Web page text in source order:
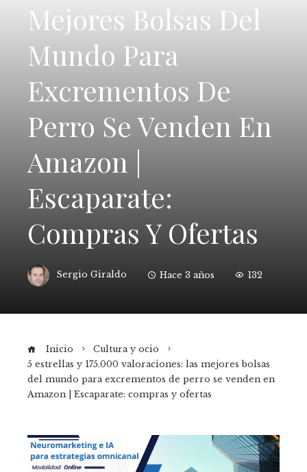
Mejores Bolsas Del
Mundo Para
Excrementos De
Perro Se Venden En
Amazon |
Escaparate:
Compras Y Ofertas
Sergio Giraldo Hace 3 años 132
Inicio
Cultura y ocio
5 estrellas y 175.000 valoraciones: las mejores bolsas
del mundo para excrementos de perro se venden en
Amazon | Escaparate: compras y ofertas